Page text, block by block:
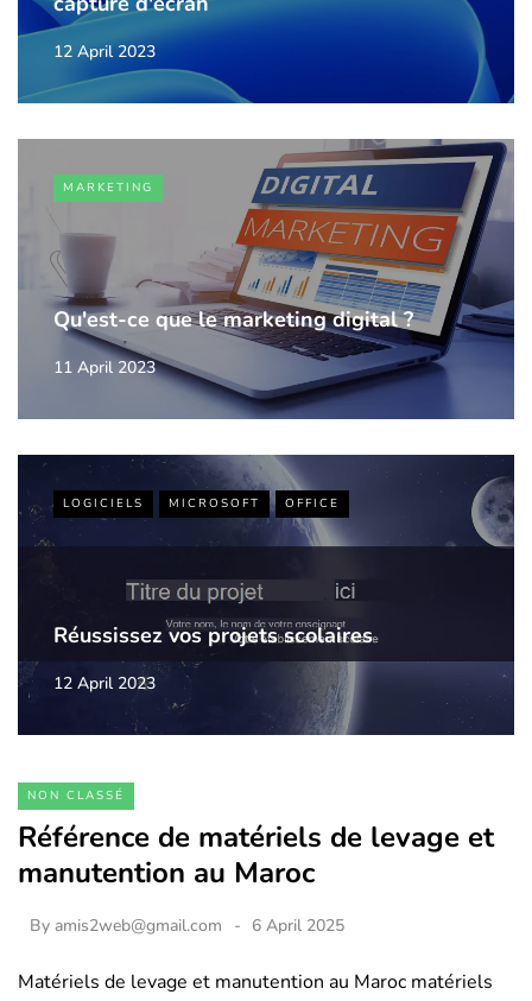
12 April 2023
MARKETING
Qu'est-ce que le marketing digital ?
11 April 2023
LOGICIELS MICROSOFT OFFICE
Réussissez vos projets scolaires
12 April 2023
NON CLASSÉ
Référence de matériels de levage et
manutention au Maroc
By amis2web@gmail.com 6 April 2025
Matériels de levage et manutention au Maroc matériels